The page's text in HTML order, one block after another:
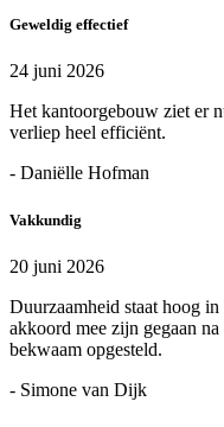
Geweldig effectief
24 juni 2026
Het kantoorgebouw ziet er
verliep heel efficiënt.
- Daniëlle Hofman
Vakkundig
20 juni 2026
Duurzaamheid staat hoog
akkoord mee zijn gegaan
bekwaam opgesteld.
- Simone van Dijk